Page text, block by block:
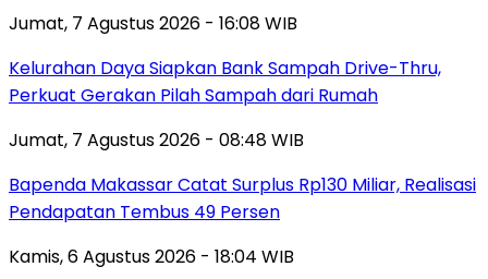
Jumat, 7 Agustus 2026 - 16:08 WIB
Kelurahan Daya Siapkan Bank Sampah Drive-Thru,
Perkuat Gerakan Pilah Sampah dari Rumah
Jumat, 7 Agustus 2026 - 08:48 WIB
Bapenda Makassar Catat Surplus Rp130 Miliar, Realisasi
Pendapatan Tembus 49 Persen
Kamis, 6 Agustus 2026 - 18:04 WIB